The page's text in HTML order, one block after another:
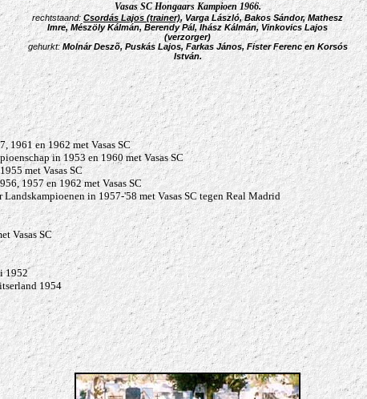
Vasas SC Hongaars Kampioen 1966.
rechtstaand: Csordás Lajos (trainer), Varga László, Bakos Sándor, Mathesz
Imre,Mészöly Kálmán, Berendy Pál, IhászKálmán, Vinkovics Lajos
(verzorger)
gehurkt: Molnár Deszõ, Puskás Lajos, Farkas János, Fister Ferenc en Korsós
István.
1961en 1962 met Vasas SC
in 1953 en 1960met Vasas SC
met Vasas SC
1957 en 1962 met Vasas SC
in 1957-'58 met Vasas SC tegen Real Madrid
Vasas SC
1952
1954